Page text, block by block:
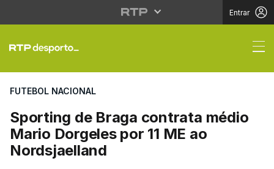
Entrar
Sporting de Braga
FUTEBOL NACIONAL
Sporting de Braga contrata médio
Mario Dorgeles por 11 ME ao
Nordsjaelland